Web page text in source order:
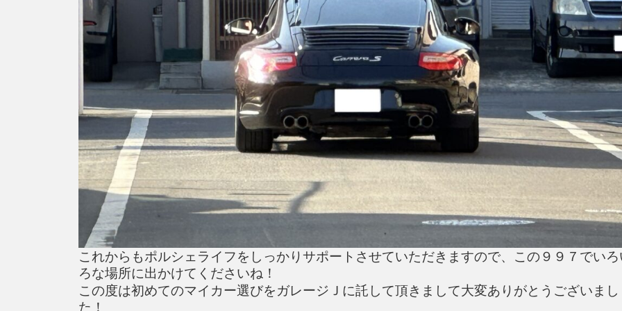
これからもポルシェライフをしっかりサポートさせていただきますので、この９９７でい
ろな場所に出かけてくださいね！
この度は初めてのマイカー選びをガレージＪに託して頂きまして大変ありがとうございまし
た！